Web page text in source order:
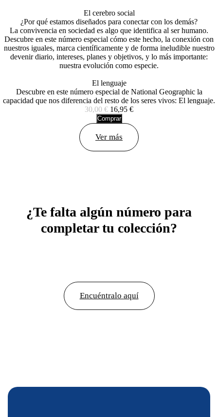
El cerebro social
¿Por qué estamos diseñados para conectar con los demás?
La convivencia en sociedad es algo que identifica al ser humano.
Descubre en este número especial cómo este hecho, la conexión con
nuestros iguales, marca científicamente y de forma ineludible nuestro
devenir diario, intereses, planes y objetivos, y lo más importante:
nuestra evolución como especie.
El lenguaje
Descubre en este número especial de National Geographic la
capacidad que nos diferencia del resto de los seres vivos: El lenguaje.
30,00 € 16,95 €
Comprar
Ver más
¿Te falta algún número para
completar tu colección?
Encuéntralo aquí